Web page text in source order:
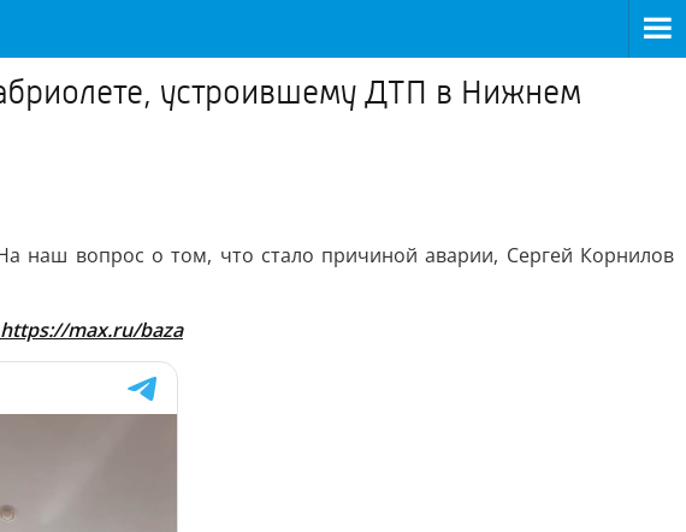
устроившему ДТП в Нижнем
наш вопрос о том, что стало причиной аварии, Сергей Корнилов
https://max.ru/baza